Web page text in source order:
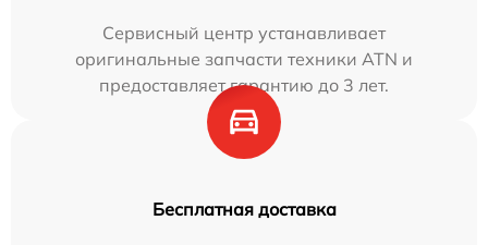
Сервисный центр устанавливает
оригинальные запчасти техники ATN и
предоставляет гарантию до 3 лет.
Бесплатная доставка